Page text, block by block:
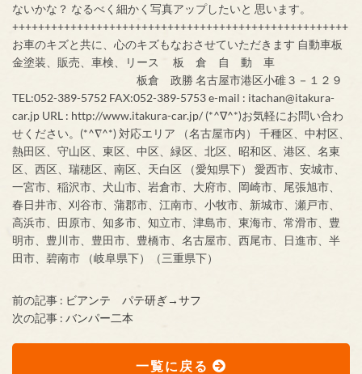
ないかな？ なるべく細かく写真アップしたいと 思います。
++++++++++++++++++++++++++++++++++++++++++++++++++++
お車のキズと共に、心のキズもなおさせていただきます 自動車板
金塗装、販売、車検、リース 板 倉 自 動 車
板倉 政勝 名古屋市港区小碓３－１２９
TEL:052-389-5752 FAX:052-389-5753 e-mail : itachan@itakura-
car.jp URL : http://www.itakura-car.jp/ (*^∇^*)お気軽にお問い合わ
せください。(*^∇^*) 対応エリア （名古屋市内） 千種区、中村区、
熱田区、守山区、東区、中区、緑区、北区、昭和区、港区、名東
区、西区、瑞穂区、南区、天白区 （愛知県下） 愛西市、安城市、
一宮市、稲沢市、犬山市、岩倉市、大府市、岡崎市、尾張旭市、
春日井市、刈谷市、蒲郡市、江南市、小牧市、新城市、瀬戸市、
高浜市、田原市、知多市、知立市、津島市、東海市、常滑市、豊
明市、豊川市、豊田市、豊橋市、名古屋市、西尾市、日進市、半
田市、碧南市 （岐阜県下）（三重県下）
前の記事 : ビアンテ パテ研ぎ→サフ
次の記事 : バンパー二本
一覧に戻る